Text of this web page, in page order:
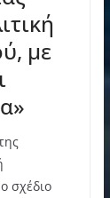
με
σχέδιο